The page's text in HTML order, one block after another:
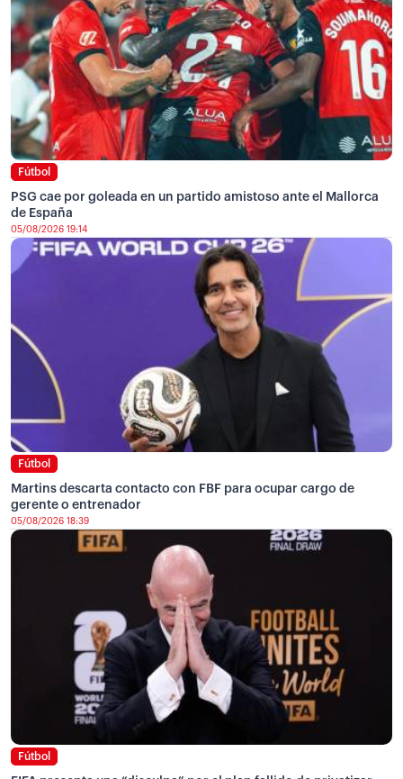
Fútbol
PSG cae por goleada en un partido amistoso ante el Mallorca
de España
05/08/2026 19:14
Fútbol
Martins descarta contacto con FBF para ocupar cargo de
gerente o entrenador
05/08/2026 18:39
Fútbol